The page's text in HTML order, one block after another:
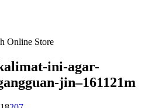
Online Store
ini-agar-
jin–161121m